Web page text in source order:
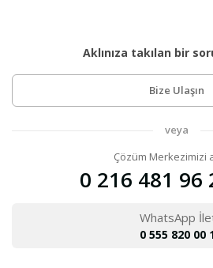
Aklınıza takılan bir
Bize Ulaşın
veya
Çözüm Merkezimizi
0 216 481 96
WhatsApp
0 555 820 00